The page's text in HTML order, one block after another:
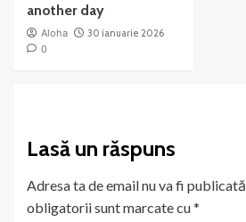
another day
Aloha
30 ianuarie 2026
0
Lasă un răspuns
Adresa ta de email nu va fi publicată.
obligatorii sunt marcate cu*